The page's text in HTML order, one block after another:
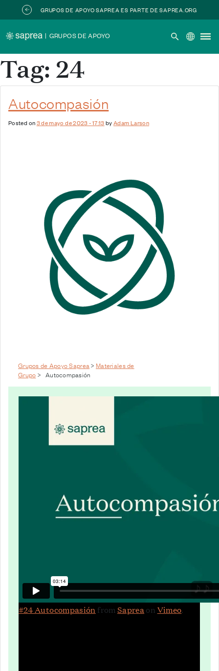
Skip to main contentGRUPOS DE APOYO SAPREA ES PARTE DE SAPREA.ORG
| GRUPOS DE APOYO
Tag: 24
Autocompasión
Posted on3 de mayo de 2023 - 17:13byAdam Larson
Grupos de Apoyo Saprea> Materiales de
Grupo > Autocompasión
#24 Autocompasión fromSapreaon Vimeo.